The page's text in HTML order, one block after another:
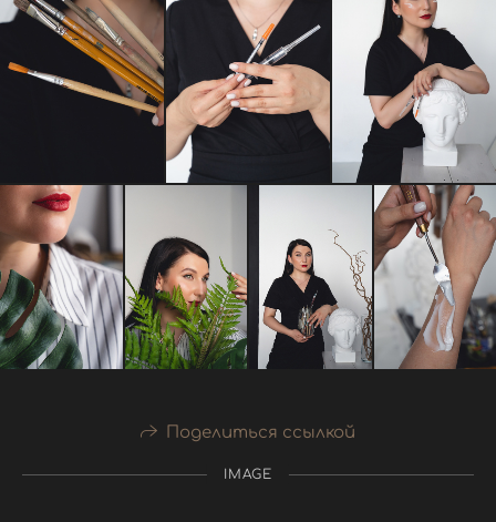
Поделиться ссылкой
IMAGE